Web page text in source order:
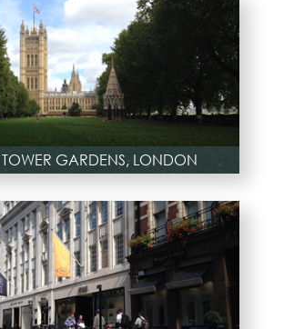
GARDENS, LONDON